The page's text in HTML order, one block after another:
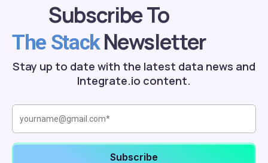
Subscribe To
The StackNewsletter
Stay up to date with the latest data news and
Integrate.io content.